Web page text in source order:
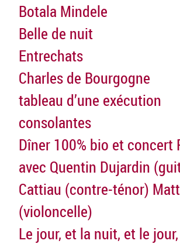
Botala Mindele
Belle de nuit
Entrechats
Charles de Bourgogne
tableau d’une exécution
consolantes
Dîner 100% bio et concert
avec Quentin Dujardin
Cattiau (contre-ténor)
(violoncelle)
Le jour, et la nuit, et le